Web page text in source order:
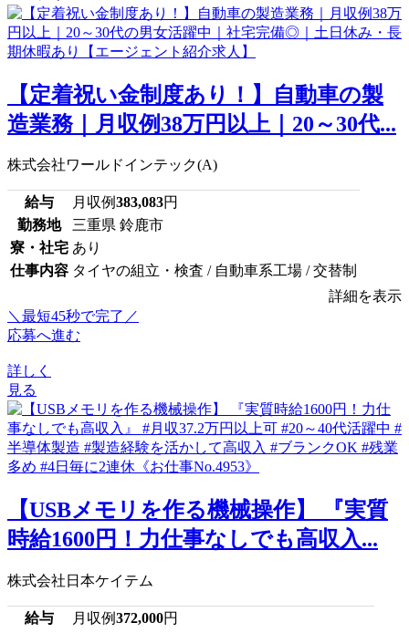
【定着祝い金制度あり！】自動車の製
造業務｜月収例38万円以上｜20～30代...
株式会社ワールドインテック(A)
給与 月収例383,083円
勤務地
三重県 鈴鹿市
寮・社宅 あり
仕事内容 タイヤの組立・検査 / 自動車系工場 / 交替制
詳細を表示
＼最短45秒で完了／
応募へ進む
詳しく
見る
【USBメモリを作る機械操作】 『実質
時給1600円！力仕事なしでも高収入...
株式会社日本ケイテム
給与 月収例372,000円